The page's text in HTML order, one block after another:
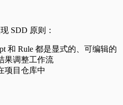
SDD 原则：
和 Rule 都是显式的、可编辑的
调整工作流
项目仓库中